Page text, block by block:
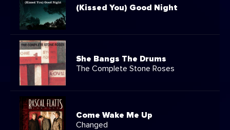
(Kissed You) Good Night
She Bangs The Drums
The Complete Stone Roses
Come Wake Me Up
Changed